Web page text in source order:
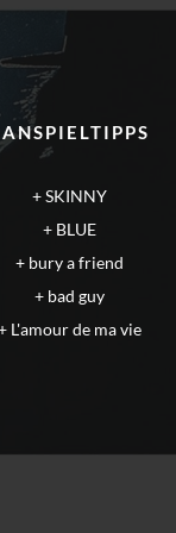
ANSPIELTIPPS
SKINNY
BLUE
bury a friend
bad guy
L'amour de ma vie